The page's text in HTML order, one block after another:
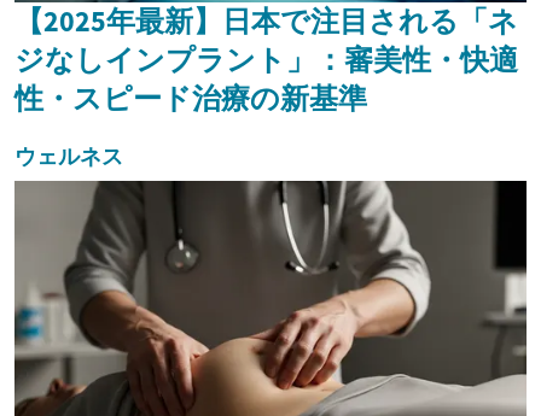
【2025年最新】日本で注目される「ネ
ジなしインプラント」：審美性・快適
性・スピード治療の新基準
ウェルネス